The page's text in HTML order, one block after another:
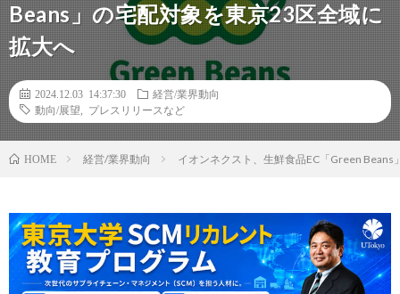
Beans」の宅配対象を東京23区全域に
拡大へ
2024.12.03 14:37:30
経営/業界動向
動向/展望
プレスリリースなど
HOME 経営/業界動向 イオンネクスト、生鮮食品EC「Green